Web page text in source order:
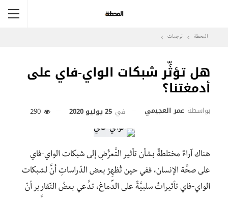
المحطة ترجمات
هل تؤثِّر شبكات الواي-فاي على
أدمغتنا؟
بواسطة عمر العجيمي في 25 يوليو 2020
هناك آراءٌ مختلطةٌ بشأن تأثير التَّعرُّضِ إلى شبكات الواي-فاي
على صحَّة الإنسان، ففي حين تُظهِرُ بعض الدّراساتِ أنَّ لشبكات
الواي-فاي تأثيراتٌ سلبيَّةٌ على الدِّماغ، تدَّعي بعضُ التّقارير أنّ